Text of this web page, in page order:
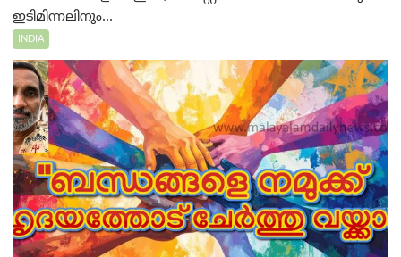
ഇടിമിന്നലിനും...
INDIA